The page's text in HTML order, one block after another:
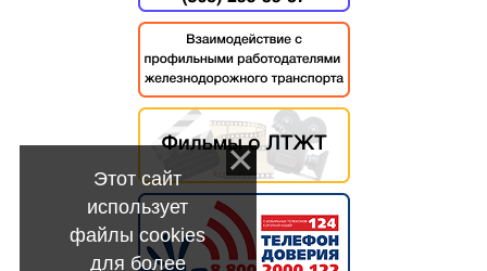
Этот сайт
использует
файлы cookies
для более